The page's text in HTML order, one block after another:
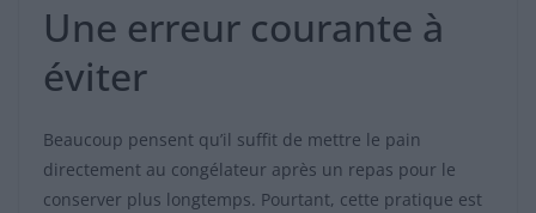
Une erreur courante à
éviter
Beaucoup pensent qu’il suffit de mettre le pain
directement au congélateur après un repas pour le
conserver plus longtemps. Pourtant, cette pratique est